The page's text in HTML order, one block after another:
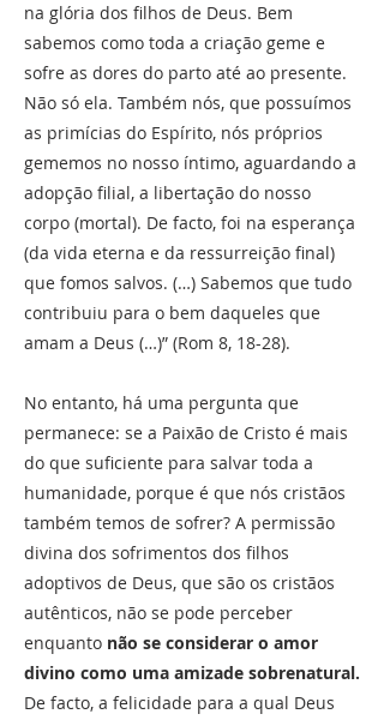
na glória dos filhos de Deus. Bem
sabemos como toda a criação geme e
sofre as dores do parto até ao presente.
Não só ela. Também nós, que possuímos
as primícias do Espírito, nós próprios
gememos no nosso íntimo, aguardando a
adopção filial, a libertação do nosso
corpo (mortal). De facto, foi na esperança
(da vida eterna e da ressurreição final)
que fomos salvos. (…) Sabemos que tudo
contribuiu para o bem daqueles que
amam a Deus (…)” (Rom 8, 18-28).
No entanto, há uma pergunta que
permanece: se a Paixão de Cristo é mais
do que suficiente para salvar toda a
humanidade, porque é que nós cristãos
também temos de sofrer? A permissão
divina dos sofrimentos dos filhos
adoptivos de Deus, que são os cristãos
autênticos, não se pode perceber
enquanto não se considerar o amor
divino como uma amizade sobrenatural.
De facto, a felicidade para a qual Deus